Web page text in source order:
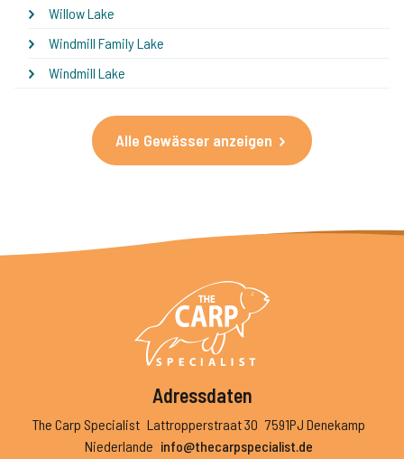
Willow Lake
Windmill Family Lake
Windmill Lake
Alle Gewässer anzeigen
Adressdaten
The Carp Specialist Lattropperstraat 30 7591PJ Denekamp
Niederlande info@thecarpspecialist.de